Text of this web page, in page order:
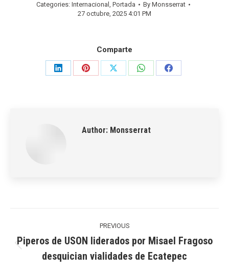
Categories: Internacional , Portada By Monsserrat
27 octubre, 2025 4:01 PM
Comparte
Share
Share
Share
Share
Share
Author: Monsserrat
PREVIOUS
Previous
post:
Piperos de USON liderados por Misael Fragoso
desquician vialidades de Ecatepec